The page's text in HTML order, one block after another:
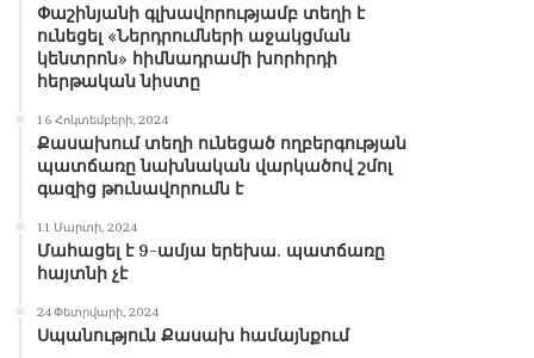
Փաշինյանի գլխավորությամբ տեղի է
ունեցել «Ներդրումների աջակցման
կենտրոն» հիմնադրամի խորհրդի
հերթական նիստը
16 Հոկտեմբերի, 2024
Քասախում տեղի ունեցած ողբերգության
պատճառը նախնական վարկածով շմոլ
գազից թունավորումն է
11 Մարտի, 2024
Մահացել է 9-ամյա երեխա. պատճառը
հայտնի չէ
24 Փետրվարի, 2024
Սպանություն Քասախ համայնքում